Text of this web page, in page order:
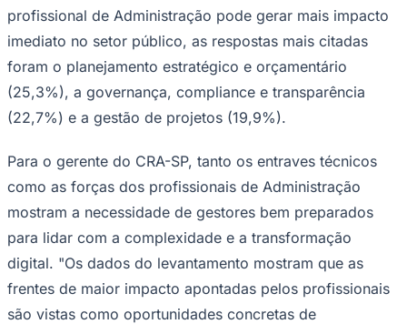
São Paulo
profissional de Administração pode gerar mais impacto
imediato no setor público, as respostas mais citadas
foram o planejamento estratégico e orçamentário
(25,3%), a governança, compliance e transparência
(22,7%) e a gestão de projetos (19,9%).
Para o gerente do CRA-SP, tanto os entraves técnicos
como as forças dos profissionais de Administração
mostram a necessidade de gestores bem preparados
para lidar com a complexidade e a transformação
digital. "Os dados do levantamento mostram que as
frentes de maior impacto apontadas pelos profissionais
são vistas como oportunidades concretas de